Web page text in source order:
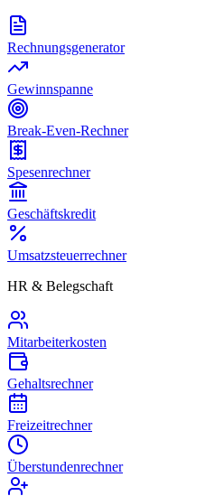
Rechnungsgenerator
Gewinnspanne
Break-Even-Rechner
Spesenrechner
Geschäftskredit
Umsatzsteuerrechner
HR & Belegschaft
Mitarbeiterkosten
Gehaltsrechner
Freizeitrechner
Überstundenrechner